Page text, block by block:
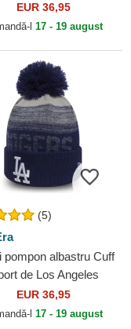
EUR 36,95
l 17 - 19 august
(5)
pompon albastru Cuff
de Los Angeles
MLB de New Era
EUR 36,95
l 17 - 19 august